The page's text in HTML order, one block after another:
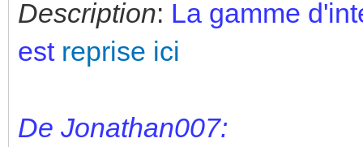
Description: La gamme
est reprise ici
De Jonathan007: